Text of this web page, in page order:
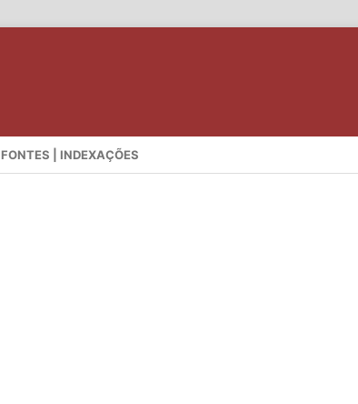
FONTES | INDEXAÇÕES